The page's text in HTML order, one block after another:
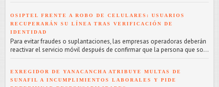
OSIPTEL FRENTE A ROBO DE CELULARES: USUARIOS
RECUPERARÁN SU LÍNEA TRAS VERIFICACIÓN DE
IDENTIDAD
Para evitar fraudes o suplantaciones, las empresas operadoras deberán
reactivar el servicio móvil después de confirmar que la persona que so...
EXREGIDOR DE YANACANCHA ATRIBUYE MULTAS DE
SUNAFIL A INCUMPLIMIENTOS LABORALES Y PIDE